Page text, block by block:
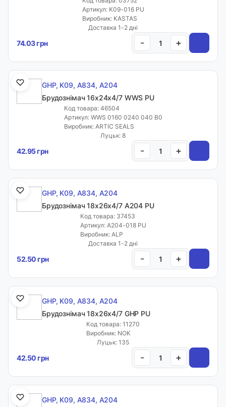
Артикул: K09-016 PU
Виробник: KASTAS
Доставка 1-2 дні
74.03 грн - +
GHP, K09, A834, A204
Брудознімач 16х24х4/7 WWS PU
Код товара: 46504
Артикул: WWS 0160 0240 040 B0
Виробник: ARTIC SEALS
Луцьк: 8
42.95 грн - +
GHP, K09, A834, A204
Брудознімач 18х26х4/7 A204 PU
Код товара: 37453
Артикул: A204-018 PU
Виробник: ALP
Доставка 1-2 дні
52.50 грн - +
GHP, K09, A834, A204
Брудознімач 18х26х4/7 GHP PU
Код товара: 11270
Виробник: NOK
Луцьк: 135
42.50 грн - +
GHP, K09, A834, A204